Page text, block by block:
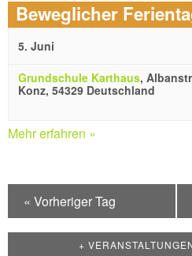
Beweglicher
5. Juni
Grundschule Karthaus,
Konz, 54329 Deutschland
Mehr erfahren »
« Vorheriger Tag
+